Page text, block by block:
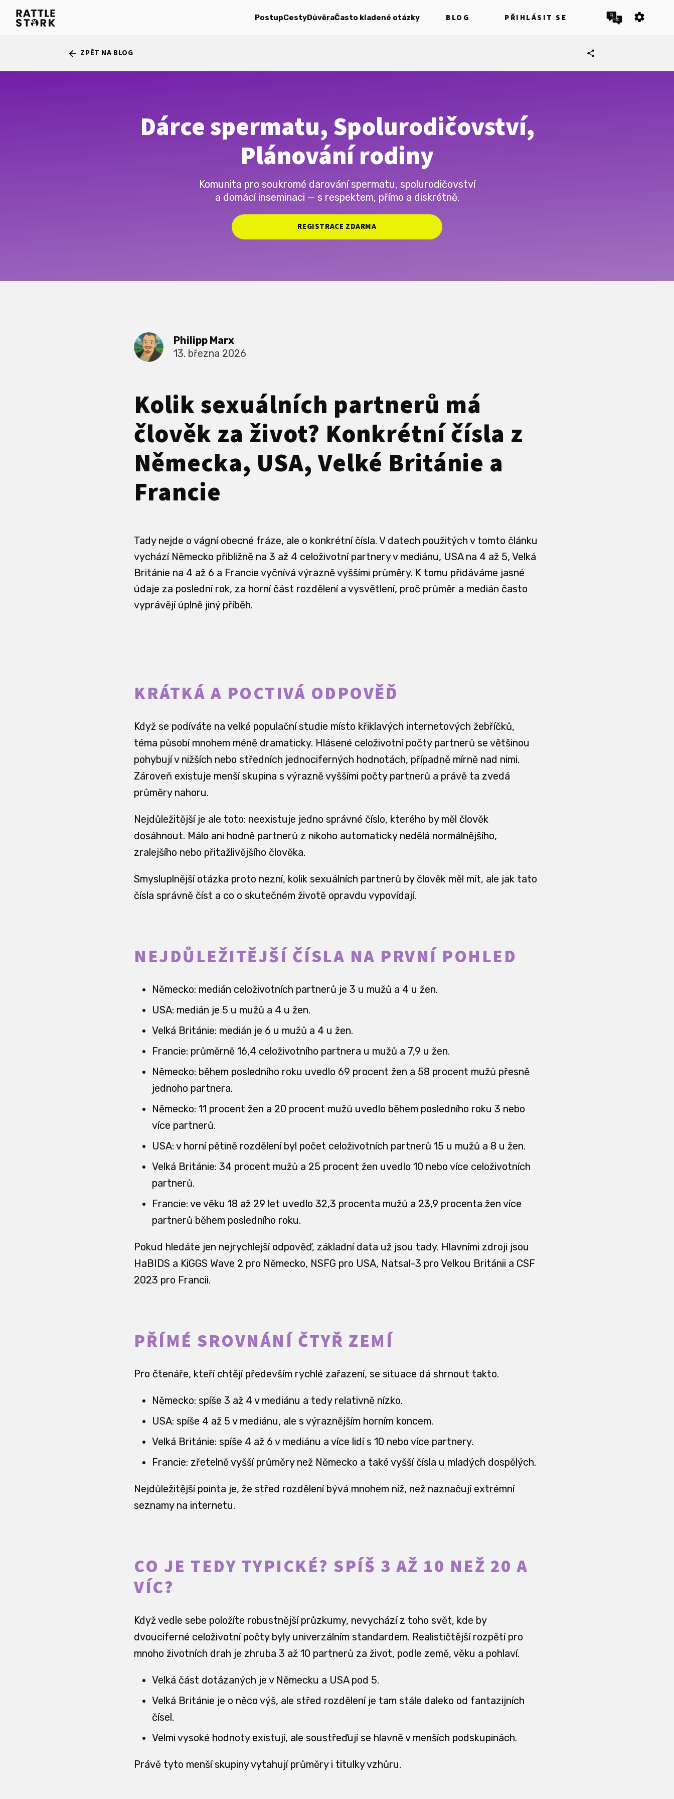
PostupCestyDůvěraČasto kladené otázky BLOG PŘIHLÁSIT SE settings
arrow_back ZPĚT NA BLOG share
Dárce spermatu, Spolurodičovství,
Plánování rodiny
Komunita pro soukromé darování spermatu, spolurodičovství
a domácí inseminaci — s respektem, přímo a diskrétně.
REGISTRACE ZDARMA
Philipp Marx
13. března 2026
Kolik sexuálních partnerů má
člověk za život? Konkrétní čísla z
Německa, USA, Velké Británie a
Francie
Tady nejde o vágní obecné fráze, ale o konkrétní čísla. V datech použitých v tomto článku
vychází Německo přibližně na 3 až 4 celoživotní partnery v mediánu, USA na 4 až 5, Velká
Británie na 4 až 6 a Francie vyčnívá výrazně vyššími průměry. K tomu přidáváme jasné
údaje za poslední rok, za horní část rozdělení a vysvětlení, proč průměr a medián často
vyprávějí úplně jiný příběh.
KRÁTKÁ A POCTIVÁ ODPOVĚĎ
Když se podíváte na velké populační studie místo křiklavých internetových žebříčků,
téma působí mnohem méně dramaticky. Hlásené celoživotní počty partnerů se většinou
pohybují v nižších nebo středních jednociferných hodnotách, případně mírně nad nimi.
Zároveň existuje menší skupina s výrazně vyššími počty partnerů a právě ta zvedá
průměry nahoru.
Nejdůležitější je ale toto: neexistuje jedno správné číslo, kterého by měl člověk
dosáhnout. Málo ani hodně partnerů z nikoho automaticky nedělá normálnějšího,
zralejšího nebo přitažlivějšího člověka.
Smysluplnější otázka proto nezní, kolik sexuálních partnerů by člověk měl mít, ale jak tato
čísla správně číst a co o skutečném životě opravdu vypovídají.
NEJDŮLEŽITĚJŠÍ ČÍSLA NA PRVNÍ POHLED
Německo: medián celoživotních partnerů je 3 u mužů a 4 u žen.
USA: medián je 5 u mužů a 4 u žen.
Velká Británie: medián je 6 u mužů a 4 u žen.
Francie: průměrně 16,4 celoživotního partnera u mužů a 7,9 u žen.
Německo: během posledního roku uvedlo 69 procent žen a 58 procent mužů přesně
jednoho partnera.
Německo: 11 procent žen a 20 procent mužů uvedlo během posledního roku 3 nebo
více partnerů.
USA: v horní pětině rozdělení byl počet celoživotních partnerů 15 u mužů a 8 u žen.
Velká Británie: 34 procent mužů a 25 procent žen uvedlo 10 nebo více celoživotních
partnerů.
Francie: ve věku 18 až 29 let uvedlo 32,3 procenta mužů a 23,9 procenta žen více
partnerů během posledního roku.
Pokud hledáte jen nejrychlejší odpověď, základní data už jsou tady. Hlavními zdroji jsou
HaBIDS a KiGGS Wave 2 pro Německo, NSFG pro USA, Natsal-3 pro Velkou Británii a CSF
2023 pro Francii.
PŘÍMÉ SROVNÁNÍ ČTYŘ ZEMÍ
Pro čtenáře, kteří chtějí především rychlé zařazení, se situace dá shrnout takto.
Německo: spíše 3 až 4 v mediánu a tedy relativně nízko.
USA: spíše 4 až 5 v mediánu, ale s výraznějším horním koncem.
Velká Británie: spíše 4 až 6 v mediánu a více lidí s 10 nebo více partnery.
Francie: zřetelně vyšší průměry než Německo a také vyšší čísla u mladých dospělých.
Nejdůležitější pointa je, že střed rozdělení bývá mnohem níž, než naznačují extrémní
seznamy na internetu.
CO JE TEDY TYPICKÉ? SPÍŠ 3 AŽ 10 NEŽ 20 A
VÍC?
Když vedle sebe položíte robustnější průzkumy, nevychází z toho svět, kde by
dvouciferné celoživotní počty byly univerzálním standardem. Realističtější rozpětí pro
mnoho životních drah je zhruba 3 až 10 partnerů za život, podle země, věku a pohlaví.
Velká část dotázaných je v Německu a USA pod 5.
Velká Británie je o něco výš, ale střed rozdělení je tam stále daleko od fantazijních
čísel.
Velmi vysoké hodnoty existují, ale soustřeďují se hlavně v menších podskupinách.
Právě tyto menší skupiny vytahují průměry i titulky vzhůru.